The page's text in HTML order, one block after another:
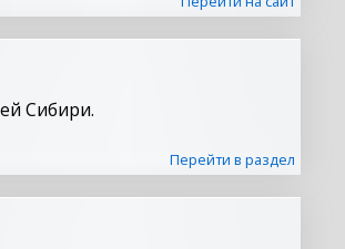
Сибири.
Перейти в раздел